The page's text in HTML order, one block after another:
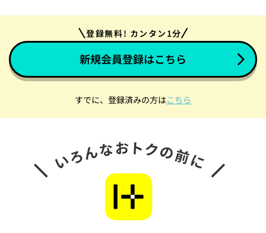
登録無料! カンタン1分
新規会員登録はこちら
すでに、登録済みの方はこちら